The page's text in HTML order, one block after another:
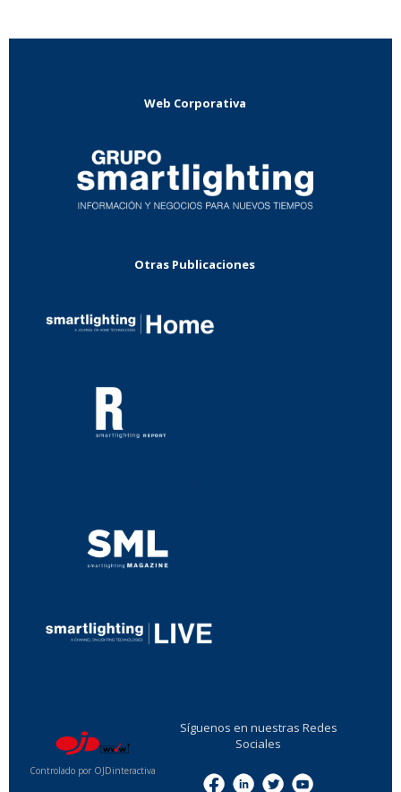
Web Corporativa
Otras Publicaciones
Controlado por OJDinteractiva
Síguenos en nuestras Redes
Sociales